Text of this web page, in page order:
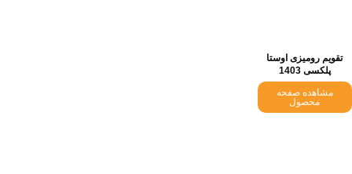
تقویم رومیزی اوستا
پلکسی 1403
مشاهده صفحه
محصول